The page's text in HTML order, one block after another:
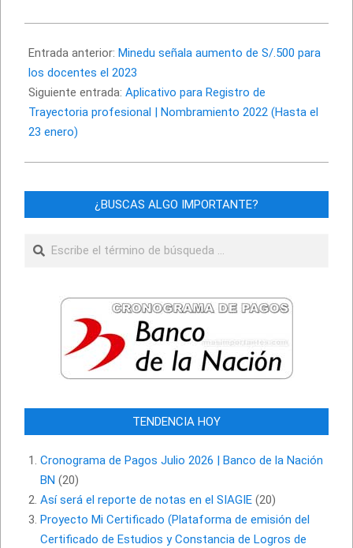
01-
14
Entrada anterior: Minedu señala aumento de S/.500 para
los docentes el 2023
Siguiente entrada: Aplicativo para Registro de
Trayectoria profesional | Nombramiento 2022 (Hasta el
23 enero)
¿BUSCAS ALGO IMPORTANTE?
Buscar
TENDENCIA HOY
Cronograma de Pagos Julio 2026 | Banco de la Nación
BN (20)
Así será el reporte de notas en el SIAGIE (20)
Proyecto Mi Certificado (Plataforma de emisión del
Certificado de Estudios y Constancia de Logros de